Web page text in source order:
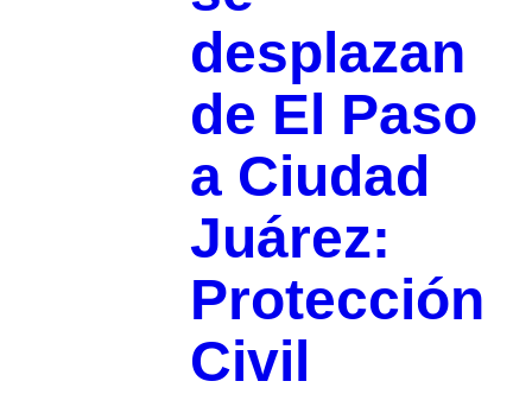
desplazan
de El Paso
a Ciudad
Juárez:
Protección
Civil